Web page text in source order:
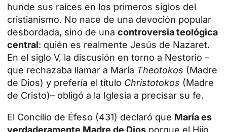
hunde sus raíces en los primeros siglos del
cristianismo. No nace de una devoción popular
desbordada, sino de una controversia teológica
central: quién es realmente Jesús de Nazaret.
En el siglo V, la discusión en torno a Nestorio –
que rechazaba llamar a María Theotokos (Madre
de Dios) y prefería el título Christotokos (Madre
de Cristo)– obligó a la Iglesia a precisar su fe.
El Concilio de Éfeso (431) declaró que María es
verdaderamente Madre de Dios porque el Hijo